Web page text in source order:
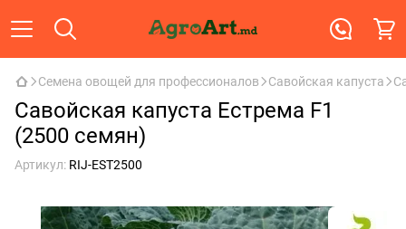
Семена овощей для профессионалов Савойская капуста
Савойская капуста Естрема F1
(2500 семян)
Артикул: RIJ-EST2500